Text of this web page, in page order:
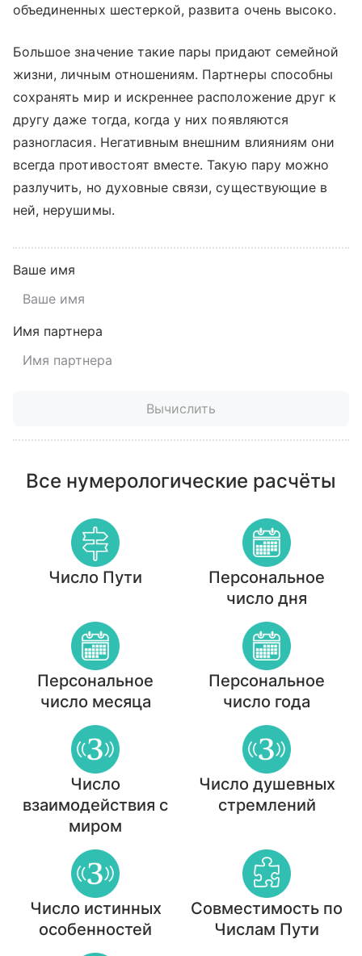
объединенных шестеркой, развита очень высоко.
Большое значение такие пары придают семейной
жизни, личным отношениям. Партнеры способны
сохранять мир и искреннее расположение друг к
другу даже тогда, когда у них появляются
разногласия. Негативным внешним влияниям они
всегда противостоят вместе. Такую пару можно
разлучить, но духовные связи, существующие в
ней, нерушимы.
Ваше имя
Имя партнера
Вычислить
Все нумерологические расчёты
Число Пути
Персональное
число дня
Персональное
число месяца
Персональное
число года
Число
взаимодействия с
миром
Число душевных
стремлений
Число истинных
особенностей
Совместимость по
Числам Пути